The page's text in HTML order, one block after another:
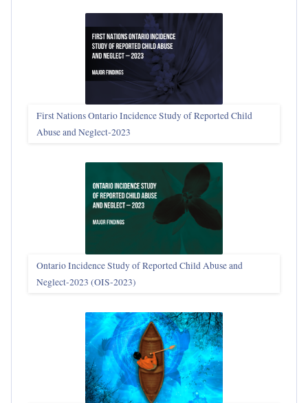
First Nations Ontario Incidence Study of Reported Child
Abuse and Neglect‑2023
Ontario Incidence Study of Reported Child Abuse and
Neglect-2023 (OIS‑2023)